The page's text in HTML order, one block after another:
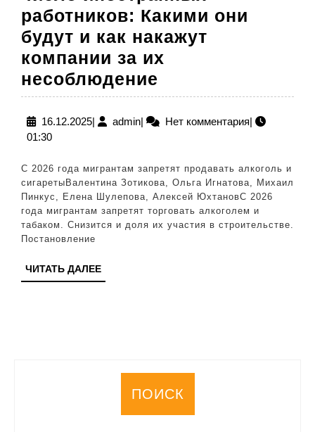
работников: Какими они
будут и как накажут
компании за их
несоблюдение
лимиты
на
иностранных
работников:
Какими
они
их
несоблюдение
16.12.202516.12.2025
| adminadmin
| Нет комментария|
01:30
С 2026 года мигрантам запретят продавать алкоголь и
сигаретыВалентина Зотикова, Ольга Игнатова, Михаил
Пинкус, Елена Шулепова, Алексей ЮхтановС 2026
года мигрантам запретят торговать алкоголем и
табаком. Снизится и доля их участия в строительстве.
Постановление
ЧИТАТЬ ДАЛЕЕЧИТАТЬ
ДАЛЕЕ
ПОИСК